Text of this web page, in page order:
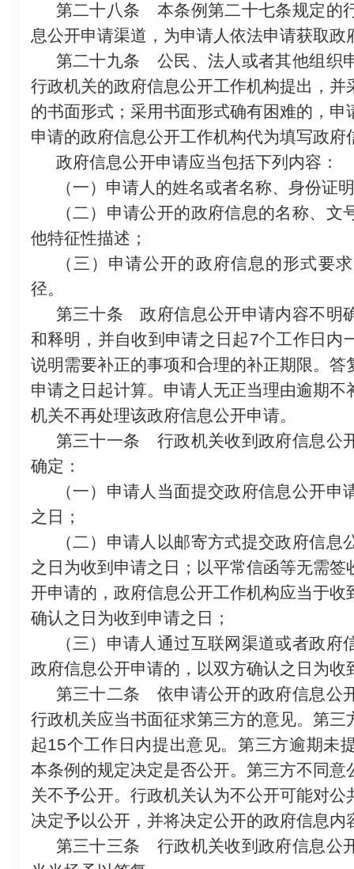
第二十八条 本条例第二十七条规定的
息公开申请渠道，为申请人依法申请获取政
第二十九条 公民、法人或者其他组织
行政机关的政府信息公开工作机构提出，
的书面形式；采用书面形式确有困难的，
申请的政府信息公开工作机构代为填写政府
政府信息公开申请应当包括下列内容：
（一）申请人的姓名或者名称、身份证
（二）申请公开的政府信息的名称、
他特征性描述；
（三）申请公开的政府信息的形式要
径。
第三十条 政府信息公开申请内容不明
和释明，并自收到申请之日起7个工作日内
说明需要补正的事项和合理的补正期限。
申请之日起计算。申请人无正当理由逾期
机关不再处理该政府信息公开申请。
第三十一条 行政机关收到政府信息公
确定：
（一）申请人当面提交政府信息公开
之日；
（二）申请人以邮寄方式提交政府信
之日为收到申请之日；以平常信函等无需
开申请的，政府信息公开工作机构应当于
确认之日为收到申请之日；
（三）申请人通过互联网渠道或者政
政府信息公开申请的，以双方确认之日为收
第三十二条 依申请公开的政府信息公
行政机关应当书面征求第三方的意见。第
起15个工作日内提出意见。第三方逾期未
本条例的规定决定是否公开。第三方不同
关不予公开。行政机关认为不公开可能对
决定予以公开，并将决定公开的政府信息内
第三十三条 行政机关收到政府信息公